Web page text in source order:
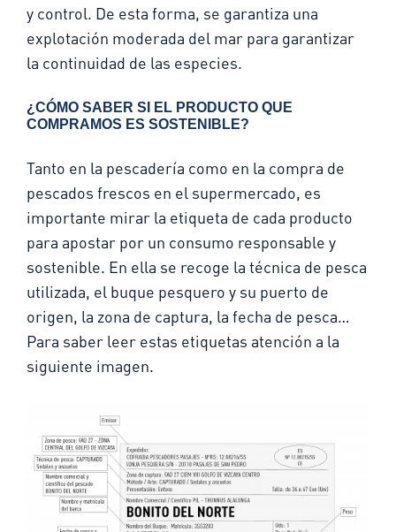
y control. De esta forma, se garantiza una
explotación moderada del mar para garantizar
la continuidad de las especies.
¿CÓMO SABER SI EL PRODUCTO QUE
COMPRAMOS ES SOSTENIBLE?
Tanto en la pescadería como en la compra de
pescados frescos en el supermercado, es
importante mirar la etiqueta de cada producto
para apostar por un consumo responsable y
sostenible. En ella se recoge la técnica de pesca
utilizada, el buque pesquero y su puerto de
origen, la zona de captura, la fecha de pesca…
Para saber leer estas etiquetas atención a la
siguiente imagen.